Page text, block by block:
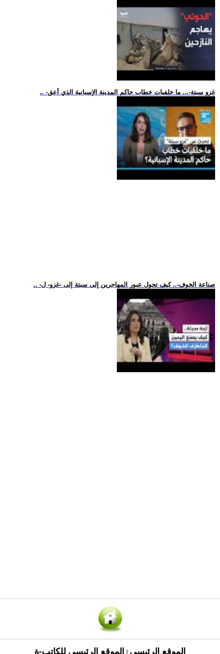
.. -غزو سبتة-... ما خلفيات خطاب حاكم المدينة الإسبانية الذي أعق
.. -صناعة الخوف-.. كيف تحول عبور المهاجرين إلى سبتة إلى -غزو- ل
الموقع الرئيسي الموقع الرئيسي للكاتب-ة